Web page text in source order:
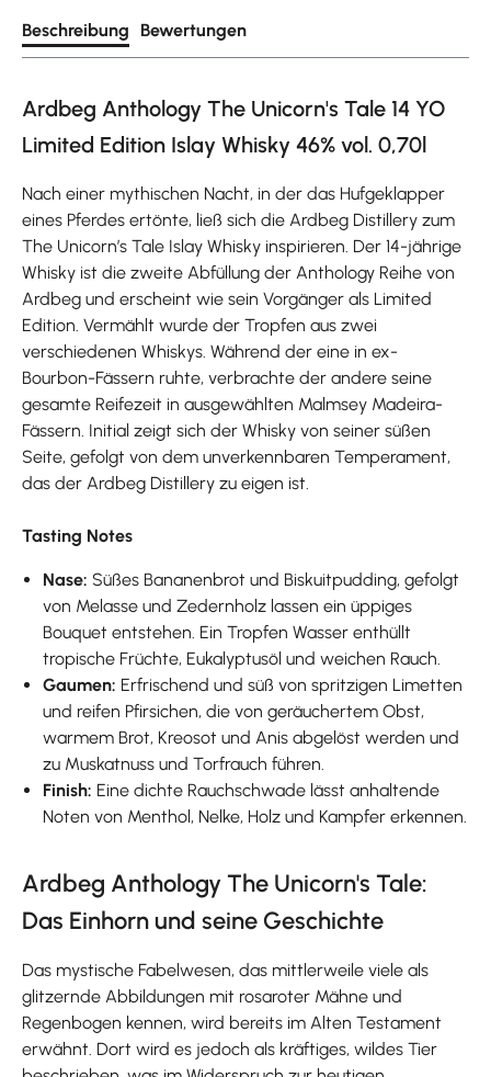
Beschreibung Bewertungen
Ardbeg Anthology The Unicorn's Tale 14 YO
Limited Edition Islay Whisky 46% vol. 0,70l
Nach einer mythischen Nacht, in der das Hufgeklapper
eines Pferdes ertönte, ließ sich die Ardbeg Distillery zum
The Unicorn’s Tale Islay Whisky inspirieren. Der 14-jährige
Whisky ist die zweite Abfüllung der Anthology Reihe von
Ardbeg und erscheint wie sein Vorgänger als Limited
Edition. Vermählt wurde der Tropfen aus zwei
verschiedenen Whiskys. Während der eine in ex-
Bourbon-Fässern ruhte, verbrachte der andere seine
gesamte Reifezeit in ausgewählten Malmsey Madeira-
Fässern. Initial zeigt sich der Whisky von seiner süßen
Seite, gefolgt von dem unverkennbaren Temperament,
das der Ardbeg Distillery zu eigen ist.
Tasting Notes
Nase: Süßes Bananenbrot und Biskuitpudding, gefolgt
von Melasse und Zedernholz lassen ein üppiges
Bouquet entstehen. Ein Tropfen Wasser enthüllt
tropische Früchte, Eukalyptusöl und weichen Rauch.
Gaumen: Erfrischend und süß von spritzigen Limetten
und reifen Pfirsichen, die von geräuchertem Obst,
warmem Brot, Kreosot und Anis abgelöst werden und
zu Muskatnuss und Torfrauch führen.
Finish: Eine dichte Rauchschwade lässt anhaltende
Noten von Menthol, Nelke, Holz und Kampfer erkennen.
Ardbeg Anthology The Unicorn's Tale:
Das Einhorn und seine Geschichte
Das mystische Fabelwesen, das mittlerweile viele als
glitzernde Abbildungen mit rosaroter Mähne und
Regenbogen kennen, wird bereits im Alten Testament
erwähnt. Dort wird es jedoch als kräftiges, wildes Tier